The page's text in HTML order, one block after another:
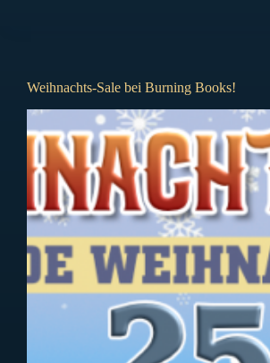
Weihnachts-Sale bei Burning Books!